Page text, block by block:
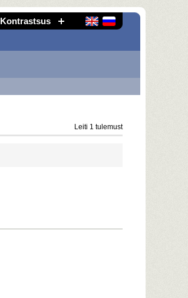
Kontrastsus
Leiti 1 tulemust